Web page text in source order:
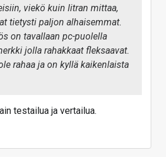
viekö kuin litran mittaa,
tietysti paljon alhaisemmat.
on tavallaan pc-puolella
jolla rahakkaat fleksaavat.
rahaa ja on kyllä kaikenlaista
testailua ja vertailua.